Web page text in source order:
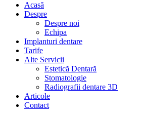
Acasă
Despre
Despre noi
Echipa
Implanturi dentare
Tarife
Alte Servicii
Estetică Dentară
Stomatologie
Radiografii dentare 3D
Articole
Contact